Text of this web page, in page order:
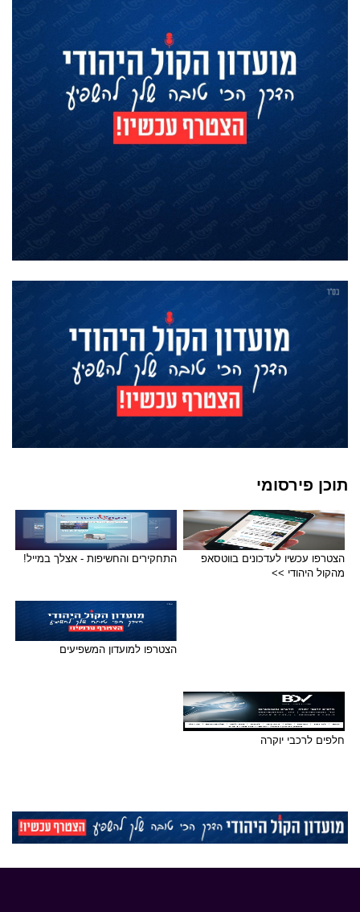
תוכן פירסומי
הצטרפו עכשיו לעדכונים בווטסאפ
מהקול היהודי >>
התחקירים והחשיפות - אצלך במייל!
הצטרפו למועדון המשפיעים
חלפים לרכבי יוקרה